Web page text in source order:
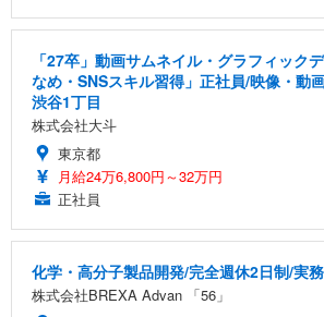
「27卒」動画サムネイル・グラフィック
なめ・SNSスキル習得」正社員/映像・動
渋谷1丁目
株式会社大斗
東京都
月給24万6,800円～32万円
正社員
化学・高分子製品開発/完全週休2日制/実
株式会社BREXA Advan 「56」